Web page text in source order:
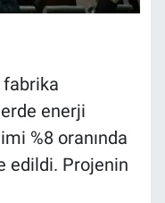
fabrika
enerji
%8 oranında
edildi. Projenin